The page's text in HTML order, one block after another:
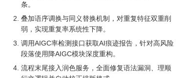
条。
叠加语序调换与同义替换机制，对重复特征双重削
弱，实现重复率系统性下降。
调用AIGC率检测接口获取AI痕迹报告，针对高风险
段落使用降AIGC模块深度重构。
流程末尾接入润色服务，全面修复语法漏洞、理顺